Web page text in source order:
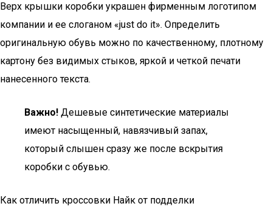
Верх крышки коробки украшен фирменным логотипом
компании и ее слоганом «just do it». Определить
оригинальную обувь можно по качественному, плотному
картону без видимых стыков, яркой и четкой печати
нанесенного текста.
Важно! Дешевые синтетические материалы
имеют насыщенный, навязчивый запах,
который слышен сразу же после вскрытия
коробки с обувью.
Как отличить кроссовки Найк от подделки